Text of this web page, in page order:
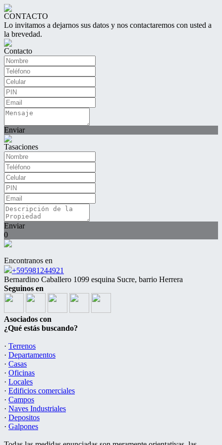
CONTACTO
Lo invitamos a dejarnos sus datos y nos contactaremos con usted a
la brevedad.
Contacto
Enviar
Tasaciones
Enviar
0
Encontranos en
+595981244921
Bernardino Caballero 1099 esquina Sucre, barrio Herrera
Seguinos en
Asociados con
¿Qué estás buscando?
· Terrenos
· Departamentos
· Casas
· Oficinas
· Locales
· Edificios comerciales
· Campos
· Naves Industriales
· Depositos
· Galpones